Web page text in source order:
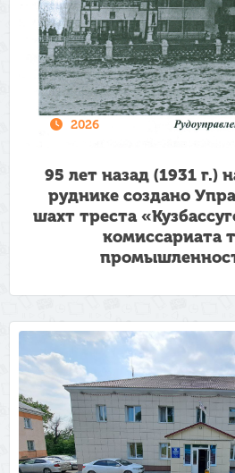
2026
95 лет назад (1931 г.)
руднике создано
шахт треста
комиссариата